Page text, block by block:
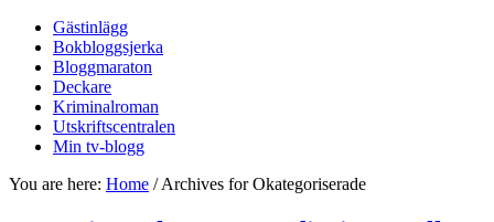
Gästinlägg
Bokbloggsjerka
Bloggmaraton
Deckare
Kriminalroman
Utskriftscentralen
Min tv-blogg
You are here: Home /Archives for Okategoriserade